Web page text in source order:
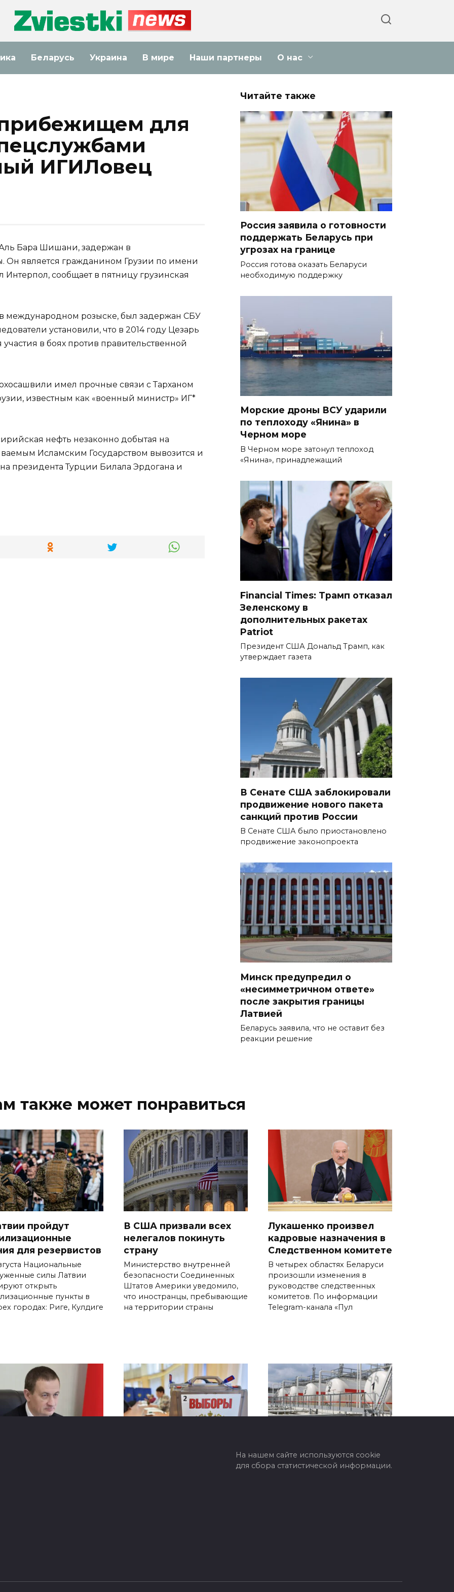
Беларусь Украина В мире Наши партнеры О нас
для
ИГИЛовец
Бара Шишани, задержан в
Он является гражданином Грузии по имени
сообщает в пятницу грузинская
международном розыске, был задержан СБУ
установили, что в 2014 году Цезарь
в боях против правительственной
имел прочные связи с Тарханом
известным как «военный министр» ИГ*
нефть незаконно добытая на
Исламским Государством вывозится и
президента Турции Билала Эрдогана и
Читайте также
Россия заявила о готовности
поддержать Беларусь при
угрозах на границе
Россия готова оказать Беларуси
необходимую поддержку
Морские дроны ВСУ ударили
по теплоходу «Янина» в
Черном море
В Черном море затонул теплоход
«Янина», принадлежащий
Financial Times: Трамп отказал
Зеленскому в
дополнительных ракетах
Patriot
Президент США Дональд Трамп, как
утверждает газета
В Сенате США заблокировали
продвижение нового пакета
санкций против России
В Сенате США было приостановлено
продвижение законопроекта
Минск предупредил о
«несимметричном ответе»
после закрытия границы
Латвией
Беларусь заявила, что не оставит без
реакции решение
также может понравиться
пройдут
для резервистов
Национальные
силы Латвии
открыть
пункты в
городах: Риге, Кулдиге
В США призвали всех
нелегалов покинуть
страну
Министерство внутренней
безопасности Соединенных
Штатов Америки уведомило,
что иностранцы, пребывающие
на территории страны
Лукашенко произвел
кадровые назначения в
Следственном комитете
В четырех областях Беларуси
произошли изменения в
руководстве следственных
комитетов. По информации
Telegram-канала «Пул
В Беларуси обнулили
экспортные пошлины на
На нашем сайте используются cookie
для сбора статистической информации.